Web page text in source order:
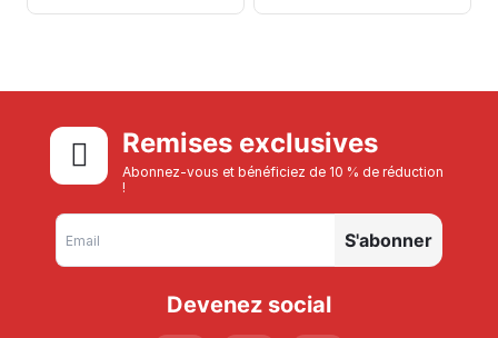
Remises exclusives
Abonnez-vous et bénéficiez de 10 % de réduction
!
S'abonner
Devenez social